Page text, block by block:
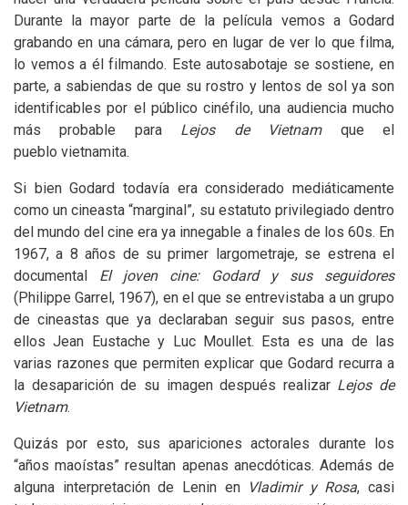
Durante la mayor parte de la película vemos a Godard
grabando en una cámara, pero en lugar de ver lo que filma,
lo vemos a él filmando. Este autosabotaje se sostiene, en
parte, a sabiendas de que su rostro y lentos de sol ya son
identificables por el público cinéfilo, una audiencia mucho
más probable para Lejos de Vietnam que el
pueblo vietnamita.
Si bien Godard todavía era considerado mediáticamente
como un cineasta “marginal”, su estatuto privilegiado dentro
del mundo del cine era ya innegable a finales de los 60s. En
1967, a 8 años de su primer largometraje, se estrena el
documental El joven cine: Godard y sus seguidores
(Philippe Garrel, 1967), en el que se entrevistaba a un grupo
de cineastas que ya declaraban seguir sus pasos, entre
ellos Jean Eustache y Luc Moullet. Esta es una de las
varias razones que permiten explicar que Godard recurra a
la desaparición de su imagen después realizar Lejos de
Vietnam.
Quizás por esto, sus apariciones actorales durante los
“años maoístas” resultan apenas anecdóticas. Además de
alguna interpretación de Lenin en Vladimir y Rosa, casi